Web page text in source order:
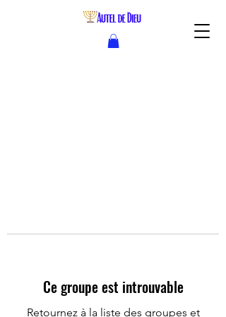
Ce groupe est introuvable
Retournez à la liste des groupes et